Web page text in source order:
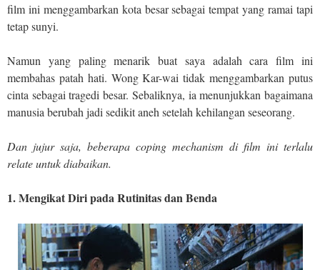
9
film ini menggambarkan kota besar sebagai tempat yang ramai tapi
tetap sunyi.
Namun yang paling menarik buat saya adalah cara film ini
membahas patah hati. Wong Kar-wai tidak menggambarkan putus
cinta sebagai tragedi besar. Sebaliknya, ia menunjukkan bagaimana
manusia berubah jadi sedikit aneh setelah kehilangan seseorang.
Dan jujur saja, beberapa coping mechanism di film ini terlalu
relate untuk diabaikan.
1. Mengikat Diri pada Rutinitas dan Benda